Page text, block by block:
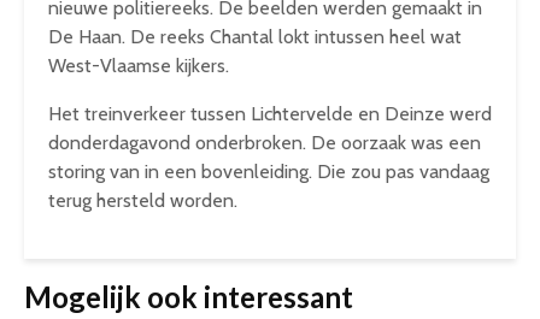
nieuwe politiereeks. De beelden werden gemaakt in
De Haan. De reeks Chantal lokt intussen heel wat
West-Vlaamse kijkers.
Het treinverkeer tussen Lichtervelde en Deinze werd
donderdagavond onderbroken. De oorzaak was een
storing van in een bovenleiding. Die zou pas vandaag
terug hersteld worden.
Mogelijk ook interessant